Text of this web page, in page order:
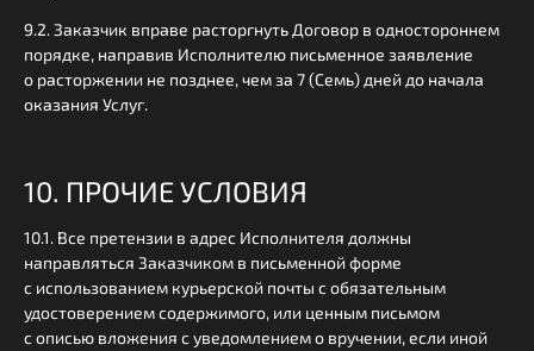
9.2. Заказчик вправе расторгнуть Договор в одностороннем
порядке, направив Исполнителю письменное заявление
о расторжении не позднее, чем за 7 (Семь) дней до начала
оказания Услуг.
10. ПРОЧИЕ УСЛОВИЯ
10.1. Все претензии в адрес Исполнителя должны
направляться Заказчиком в письменной форме
с использованием курьерской почты с обязательным
удостоверением содержимого, или ценным письмом
с описью вложения с уведомлением о вручении, если иной